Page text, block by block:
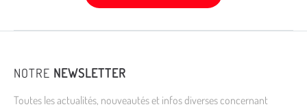
NOTRE NEWSLETTER
Toutes les actualités, nouveautés et infos diverses concernant